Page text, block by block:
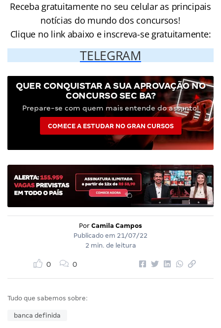
Receba gratuitamente no seu celular as principais
notícias do mundo dos concursos!
Clique no link abaixo e inscreva-se gratuitamente:
TELEGRAM
QUER CONQUISTAR A SUA APROVAÇÃO NO
CONCURSO SEC BA?
Prepare-se com quem mais entende do assunto!
COMECE A ESTUDAR NO GRAN CURSOS
Por Camila Campos
Publicado em 21/07/22
2 min. de leitura
0 0
Tudo que sabemos sobre:
banca definida